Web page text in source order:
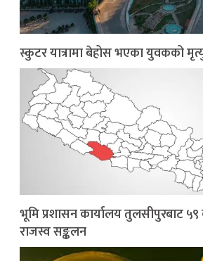
स्कुटर यात्रामा बेहोस भएका युवकको
भूमि प्रशासन कार्यालय तुलसीपुरबाट
राजस्व सङ्कलन